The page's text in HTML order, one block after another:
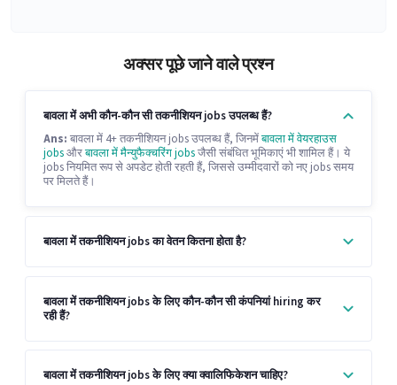
अक्सर पूछे जाने वाले प्रश्न
बावला में अभी कौन-कौन सी तकनीशियन jobs उपलब्ध हैं?
Ans: बावला में 4+ तकनीशियन jobs उपलब्ध हैं, जिनमेंबावला में वेयरहाउस
jobsऔरबावला में मैन्युफैक्चरिंग jobsजैसी संबंधित भूमिकाएं भी शामिल हैं। ये
jobs नियमित रूप से अपडेट होती रहती हैं, जिससे उम्मीदवारों को नए jobs समय
पर मिलते हैं।
बावला में तकनीशियन jobs का वेतन कितना होता है?
बावला में तकनीशियन jobs के लिए कौन-कौन सी कंपनियां hiring कर
रही हैं?
बावला में तकनीशियन jobs के लिए क्या क्वालिफिकेशन चाहिए?